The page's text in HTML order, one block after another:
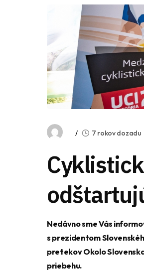
7 rokov dozadu
Nedávno sme Vás
s prezidentom
pretekov Okolo
priebehu.